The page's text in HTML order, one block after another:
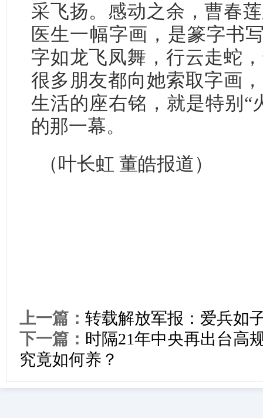
采飞扬。感动之余，曹春
医生一幅字画，是篆字书
字如龙飞凤舞，行云走蛇
很多朋友都向她索取字画
生活的座右铭，就是特别“
的那一幕。
（叶长虹 董皓报道）
上一篇： 转载解放军报：爱兵如
下一篇： 时隔21年中央再出台高
究竟如何养？